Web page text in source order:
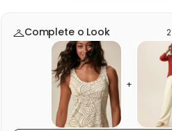
Complete o Look 2
+